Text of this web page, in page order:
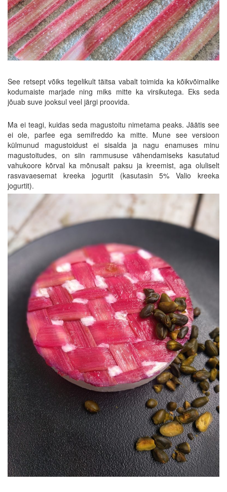
See retsept võiks tegelikult täitsa vabalt toimida ka kõikvõimalike
kodumaiste marjade ning miks mitte ka virsikutega. Eks seda
jõuab suve jooksul veel järgi proovida.
Ma ei teagi, kuidas seda magustoitu nimetama peaks. Jäätis see
ei ole, parfee ega semifreddo ka mitte. Mune see versioon
külmunud magustoidust ei sisalda ja nagu enamuses minu
magustoitudes, on siin rammususe vähendamiseks kasutatud
vahukoore kõrval ka mõnusalt paksu ja kreemist, aga oluliselt
rasvavaesemat kreeka jogurtit (kasutasin 5% Valio kreeka
jogurtit).